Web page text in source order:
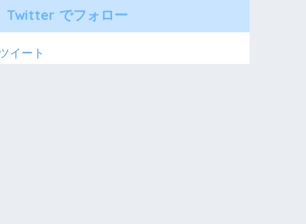
Twitter でフォロー
イート